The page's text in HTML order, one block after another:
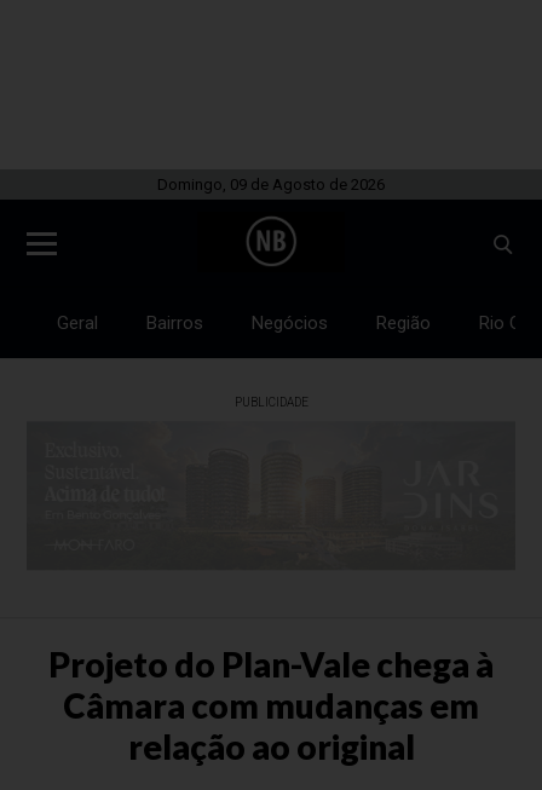
Domingo, 09 de Agosto de 2026
Geral Bairros Negócios Região Rio
PUBLICIDADE
Projeto do Plan-Vale chega à
Câmara com mudanças em
relação ao original